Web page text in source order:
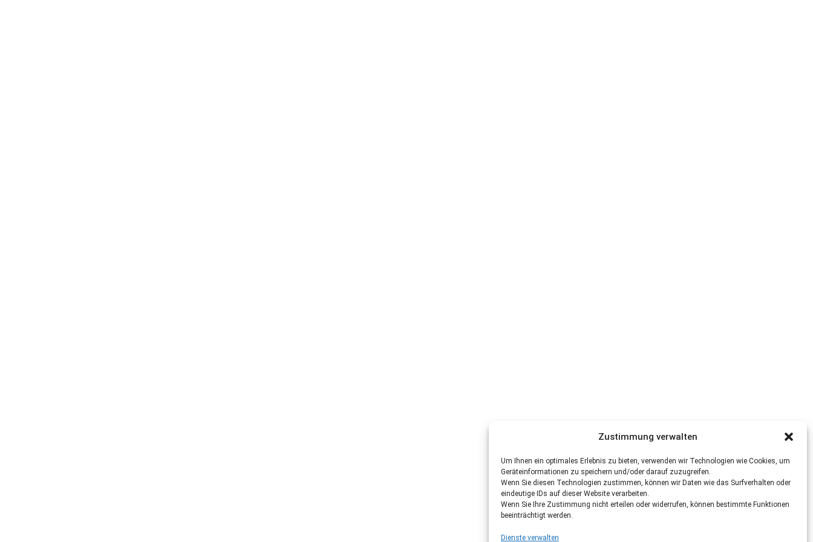
Zustimmung verwalten
Um Ihnen ein optimales Erlebnis zu bieten, verwenden wir Technologien wie Cookies, um
Geräteinformationen zu speichern und/oder darauf zuzugreifen.
Wenn Sie diesen Technologien zustimmen, können wir Daten wie das Surfverhalten oder
eindeutige IDs auf dieser Website verarbeiten.
Wenn Sie Ihre Zustimmung nicht erteilen oder widerrufen, können bestimmte Funktionen
beeinträchtigt werden.
Dienste verwalten